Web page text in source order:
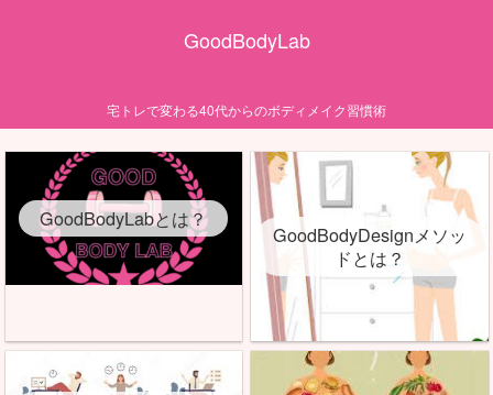
GoodBodyLab
宅トレで変わる40代からのボディメイク習慣術
GoodBodyLabとは？
GoodBodyDesignメソッ
ドとは？